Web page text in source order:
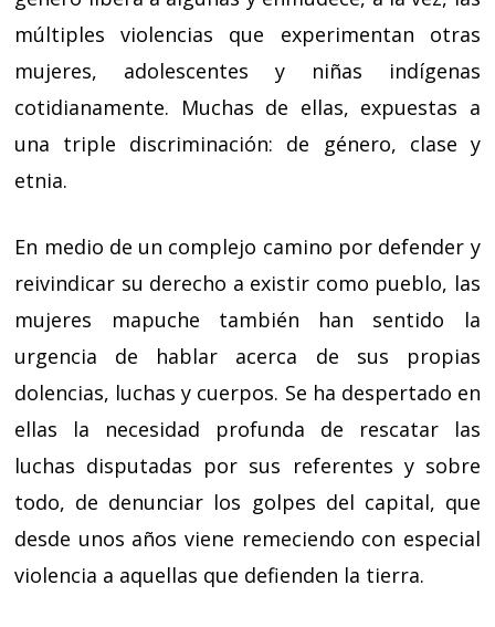
múltiples violencias que experimentan otras
mujeres, adolescentes y niñas indígenas
cotidianamente. Muchas de ellas, expuestas a
una triple discriminación: de género, clase y
etnia.
En medio de un complejo camino por defender y
reivindicar su derecho a existir como pueblo, las
mujeres mapuche también han sentido la
urgencia de hablar acerca de sus propias
dolencias, luchas y cuerpos. Se ha despertado en
ellas la necesidad profunda de rescatar las
luchas disputadas por sus referentes y sobre
todo, de denunciar los golpes del capital, que
desde unos años viene remeciendo con especial
violencia a aquellas que defienden la tierra.